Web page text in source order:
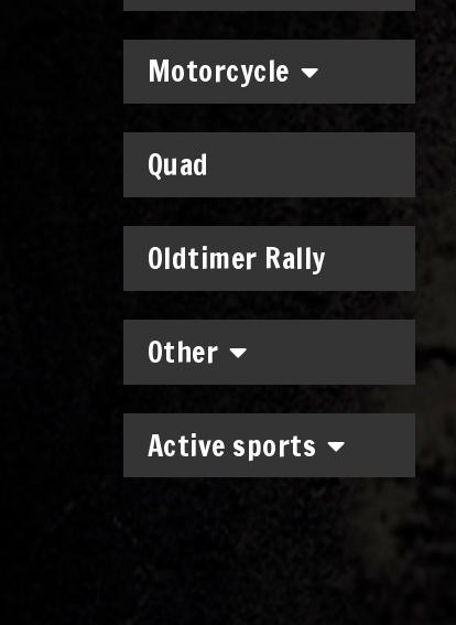
Motorcycle
Quad
Oldtimer Rally
Other
Active sports